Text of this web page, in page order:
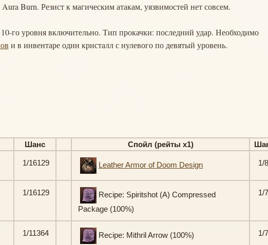
Burn. Резист к магическим атакам, уязвимостей нет совсем.
го уровня включительно. Тип прокачки: последний удар. Необходимо
и в инвентаре один кристалл с нулевого по девятый уровень.
Шанс Спойл (рейты х1)
1/16129 Leather Armor of Doom Design 1/8
1/16129
Recipe: Spiritshot (A) Compressed
Package (100%)
1/
1/11364 Recipe: Mithril Arrow (100%) 1/